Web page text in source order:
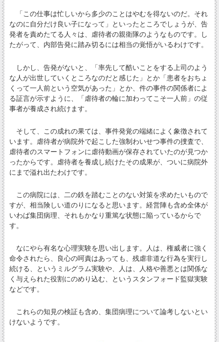
「この仕事は忙しいから多少のことはやむを得ないのだ。それ
なのに自分だけ良い子になって」といったところでしょうが、告
発者を責めたてる人々は、虐待者の親衛隊のようなものです。し
たがって、内部告発に踏み切るには相当の覚悟がいるわけです。
しかし、告発がないと、「率先して酷いことをする上司のよう
な人が出世していくところなのだと感じた」とか「患者をおちょ
くって一人前という空気があった」とか、件の事件の関係者によ
る証言が示すように、「虐待者の輪に加わってこそ一人前」の従
事者が養成され続けます。
そして、この成れの果ては、事件発覚の端緒によく象徴されて
います。虐待者が病院外で起こした強制わいせつ事件の捜査で、
虐待者のスマートフォンに虐待動画が保存されていたのが見つか
ったからです。虐待者を養成し続けたその成果が、ついに病院外
にまで溢れ出たわけです。
この病院には、二の鉄を踏むことのない対策を求めたいもので
すが、相当険しい道のりになると思います。経営陣も含め全体が
いわば集団病理、それもかなり重篤な状態に陥っているからで
す。
なにやら有名な心理実験を思い出します。人は、権威者に強く
命令されたら、良心の呵責はあっても、残虐非道な行為を実行し
続ける、というミルグラム実験や、人は、人格や善悪とは関係な
く与えられた役割にのめり込む、というスタンフォード監獄実験
などです。
これらの知見の検証も含め、集団病理について論考しないとい
けないようです。